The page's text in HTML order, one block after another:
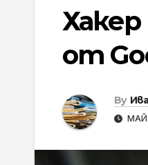
от
By
МАЙ